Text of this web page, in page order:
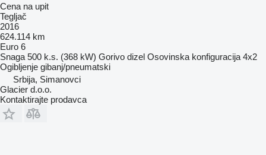
Cena na upit
Tegljač
2016
624.114 km
Euro 6
Snaga 500 k.s. (368 kW) Gorivo dizel Osovinska konfiguracija 4x2
Ogibljenje gibanj/pneumatski
Srbija, Simanovci
Glacier d.o.o.
Kontaktirajte prodavca